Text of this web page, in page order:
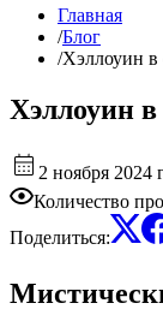
Главная
/Блог
/Хэллоуин в
Хэллоуин в
2 ноября 2024
Количество
Поделиться: